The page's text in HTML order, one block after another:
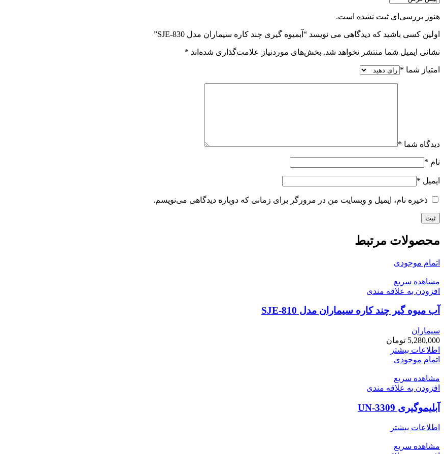
هنوز بررسی‌ای ثبت نشده است.
اولین کسی باشید که دیدگاهی می نویسد “آبمیوه گیری چند کاره سیماران مدل SJE-830”
نشانی ایمیل شما منتشر نخواهد شد. بخش‌های موردنیاز علامت‌گذاری شده‌اند *
امتیاز شما *
دیدگاه شما *
نام *
ایمیل *
ذخیره نام، ایمیل و وبسایت من در مرورگر برای زمانی که دوباره دیدگاهی می‌نویسم.
محصولات مرتبط
اتمام موجودی
مشاهده سریع
افزودن به علاقه مندی
آب میوه گیر چند کاره سیماران مدل SJE-810
سیماران
5,280,000 تومان
اطلاعات بیشتر
اتمام موجودی
مشاهده سریع
افزودن به علاقه مندی
آبلیموگیری UN-3309
اطلاعات بیشتر
مشاهده سریع